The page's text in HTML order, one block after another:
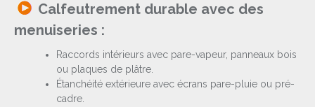
Calfeutrement durable avec des
menuiseries :
Raccords intérieurs avec pare-vapeur, panneaux bois
ou plaques de plâtre.
Étanchéité extérieure avec écrans pare-pluie ou pré-
cadre.